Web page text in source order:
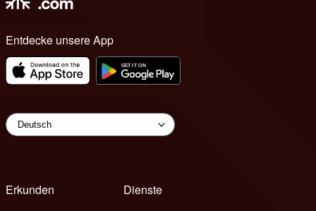
Entdecke unsere App
Erkunden
Dienste